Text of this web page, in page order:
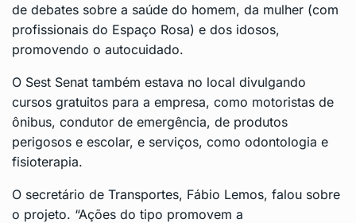
de debates sobre a saúde do homem, da mulher (com
profissionais do Espaço Rosa) e dos idosos,
promovendo o autocuidado.
O Sest Senat também estava no local divulgando
cursos gratuitos para a empresa, como motoristas de
ônibus, condutor de emergência, de produtos
perigosos e escolar, e serviços, como odontologia e
fisioterapia.
O secretário de Transportes, Fábio Lemos, falou sobre
o projeto. “Ações do tipo promovem a